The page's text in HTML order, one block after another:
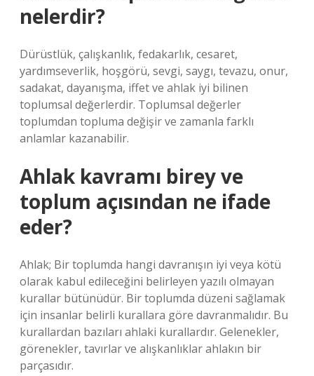
nelerdir?
Dürüstlük, çalışkanlık, fedakarlık, cesaret,
yardımseverlik, hoşgörü, sevgi, saygı, tevazu, onur,
sadakat, dayanışma, iffet ve ahlak iyi bilinen
toplumsal değerlerdir. Toplumsal değerler
toplumdan topluma değişir ve zamanla farklı
anlamlar kazanabilir.
Ahlak kavramı birey ve
toplum açısından ne ifade
eder?
Ahlak; Bir toplumda hangi davranışın iyi veya kötü
olarak kabul edileceğini belirleyen yazılı olmayan
kurallar bütünüdür. Bir toplumda düzeni sağlamak
için insanlar belirli kurallara göre davranmalıdır. Bu
kurallardan bazıları ahlaki kurallardır. Gelenekler,
görenekler, tavırlar ve alışkanlıklar ahlakın bir
parçasıdır.